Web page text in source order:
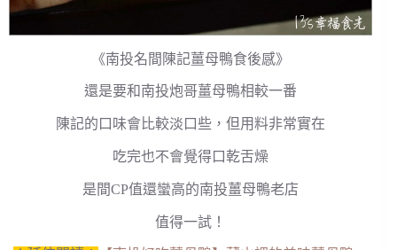
《南投名間陳記薑母鴨食後感》
還是要和南投炮哥薑母鴨相較一番
陳記的口味會比較淡口些，但用料非常實在
吃完也不會覺得口乾舌燥
是間CP值還蠻高的南投薑母鴨老店
值得一試！